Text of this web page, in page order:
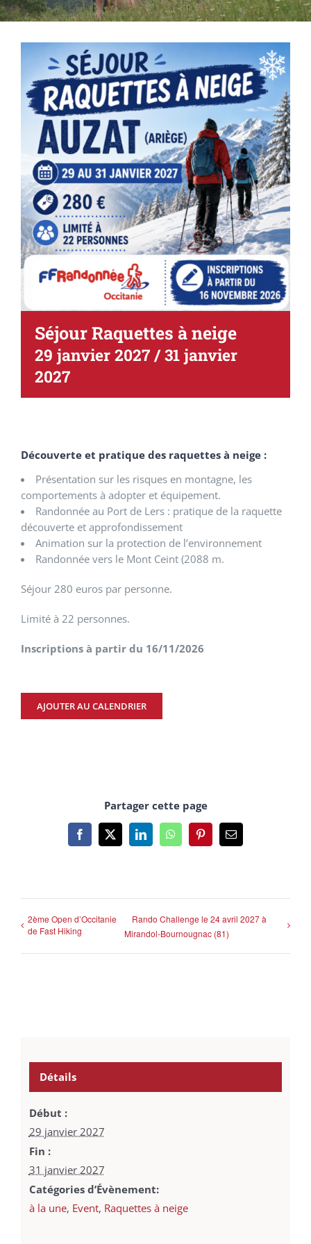
Séjour Raquettes à neige
29 janvier 2027 /31 janvier
2027
Découverte et pratique des raquettes à neige :
Présentation sur les risques en montagne, les
comportements à adopter et équipement.
Randonnée au Port de Lers : pratique de la raquette
découverte et approfondissement
Animation sur la protection de l’environnement
Randonnée vers le Mont Ceint (2088 m.
Séjour 280 euros par personne.
Limité à 22 personnes.
Inscriptions à partir du 16/11/2026
AJOUTER AU CALENDRIER
Partager cette page
Facebook
X LinkedInWhatsAppPinterestEmail
2ème Open d’Occitanie
de Fast Hiking
Rando Challenge le 24 avril 2027 à
Mirandol-Bournougnac (81)
Détails
Début :
29 janvier 2027
Fin :
31 janvier 2027
Catégories d’Évènement:
à la une, Event, Raquettes à neige